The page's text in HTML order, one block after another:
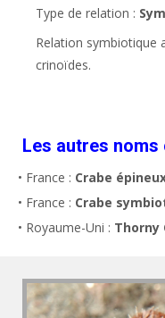
Type de relation :
Relation symbiotique
crinoïdes.
Les autres noms
• France : Crabe
• France : Crabe
• Royaume-Uni : Thorny